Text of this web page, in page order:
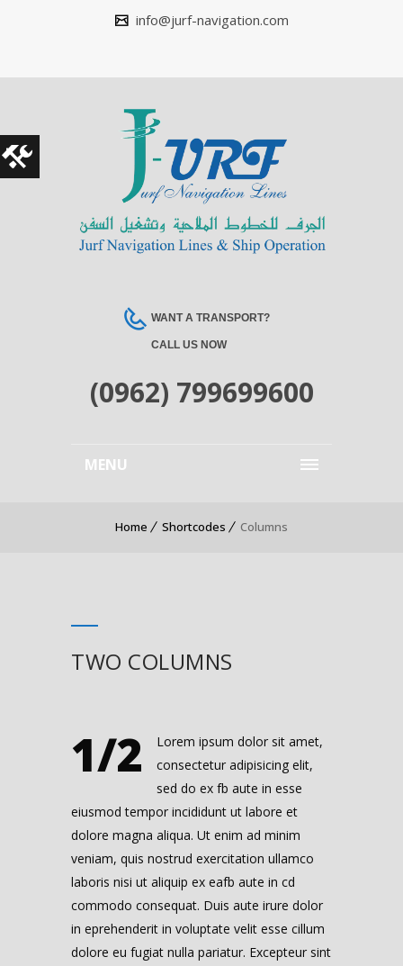
info@jurf-navigation.com
WANT A TRANSPORT?
CALL US NOW
(0962) 799699600
MENU
Home Shortcodes Columns
TWO COLUMNS
1/2
Lorem ipsum dolor sit amet,
consectetur adipisicing elit,
sed do ex fb aute in esse
eiusmod tempor incididunt ut labore et
dolore magna aliqua. Ut enim ad minim
veniam, quis nostrud exercitation ullamco
laboris nisi ut aliquip ex eafb aute in cd
commodo consequat. Duis aute irure dolor
in eprehenderit in voluptate velit esse cillum
dolore eu fugiat nulla pariatur. Excepteur sint